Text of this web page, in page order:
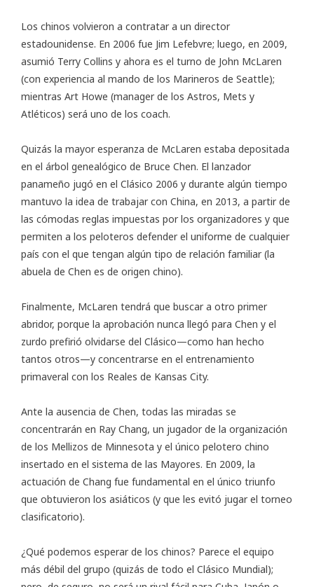
Los chinos volvieron a contratar a un director
estadounidense. En 2006 fue Jim Lefebvre; luego, en 2009,
asumió Terry Collins y ahora es el turno de John McLaren
(con experiencia al mando de los Marineros de Seattle);
mientras Art Howe (manager de los Astros, Mets y
Atléticos) será uno de los coach.
Quizás la mayor esperanza de McLaren estaba depositada
en el árbol genealógico de Bruce Chen. El lanzador
panameño jugó en el Clásico 2006 y durante algún tiempo
mantuvo la idea de trabajar con China, en 2013, a partir de
las cómodas reglas impuestas por los organizadores y que
permiten a los peloteros defender el uniforme de cualquier
país con el que tengan algún tipo de relación familiar (la
abuela de Chen es de origen chino).
Finalmente, McLaren tendrá que buscar a otro primer
abridor, porque la aprobación nunca llegó para Chen y el
zurdo prefirió olvidarse del Clásico—como han hecho
tantos otros—y concentrarse en el entrenamiento
primaveral con los Reales de Kansas City.
Ante la ausencia de Chen, todas las miradas se
concentrarán en Ray Chang, un jugador de la organización
de los Mellizos de Minnesota y el único pelotero chino
insertado en el sistema de las Mayores. En 2009, la
actuación de Chang fue fundamental en el único triunfo
que obtuvieron los asiáticos (y que les evitó jugar el torneo
clasificatorio).
¿Qué podemos esperar de los chinos? Parece el equipo
más débil del grupo (quizás de todo el Clásico Mundial);